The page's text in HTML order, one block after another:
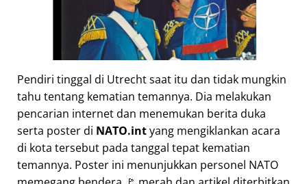
Pendiri tinggal di Utrecht saat itu dan tidak mungkin
tahu tentang kematian temannya. Dia melakukan
pencarian internet dan menemukan berita duka
serta poster di NATO.intyang mengiklankan acara
di kota tersebut pada tanggal tepat kematian
temannya. Poster ini menunjukkan personel NATO